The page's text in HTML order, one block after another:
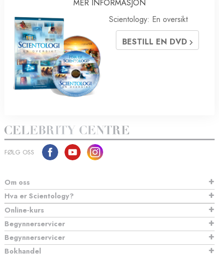
MER INFORMASJON
Scientology: En oversikt
BESTILL EN DVD
FØLG OSS
Om oss
Hva er Scientology?
Online-kurs
Begynnerservicer
Begynnerservicer
Bokhandel